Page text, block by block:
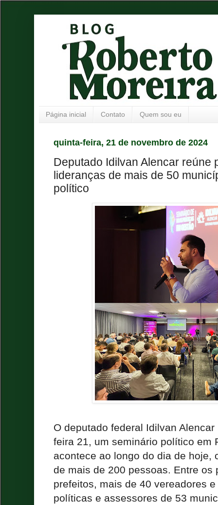
Página inicial Contato Quem sou eu
quinta-feira, 21 de novembro de 2024
Deputado Idilvan Alencar reúne
lideranças de mais de 50
político
O deputado federal Idilvan
feira 21, um seminário político em
acontece ao longo do dia de hoje,
de mais de 200 pessoas. Entre os
prefeitos, mais de 40 vereadores
políticas e assessores de 53